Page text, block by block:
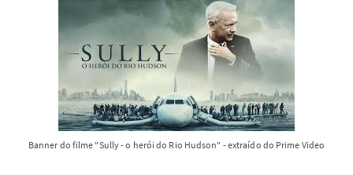
Banner do filme "Sully - o herói do Rio Hudson" - extraído do Prime Video